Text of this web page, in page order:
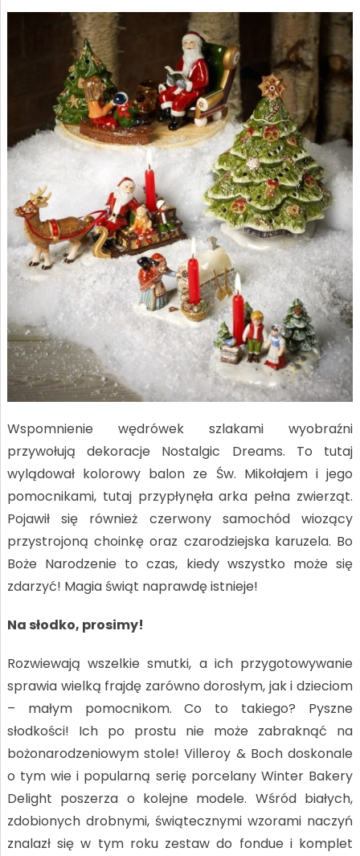
Wspomnienie wędrówek szlakami wyobraźni
przywołują dekoracje Nostalgic Dreams. To tutaj
wylądował kolorowy balon ze Św. Mikołajem i jego
pomocnikami, tutaj przypłynęła arka pełna zwierząt.
Pojawił się również czerwony samochód wiozący
przystrojoną choinkę oraz czarodziejska karuzela. Bo
Boże Narodzenie to czas, kiedy wszystko może się
zdarzyć! Magia świąt naprawdę istnieje!
Na słodko, prosimy!
Rozwiewają wszelkie smutki, a ich przygotowywanie
sprawia wielką frajdę zarówno dorosłym, jak i dzieciom
– małym pomocnikom. Co to takiego? Pyszne
słodkości! Ich po prostu nie może zabraknąć na
bożonarodzeniowym stole! Villeroy & Boch doskonale
o tym wie i popularną serię porcelany Winter Bakery
Delight poszerza o kolejne modele. Wśród białych,
zdobionych drobnymi, świątecznymi wzorami naczyń
znalazł się w tym roku zestaw do fondue i komplet